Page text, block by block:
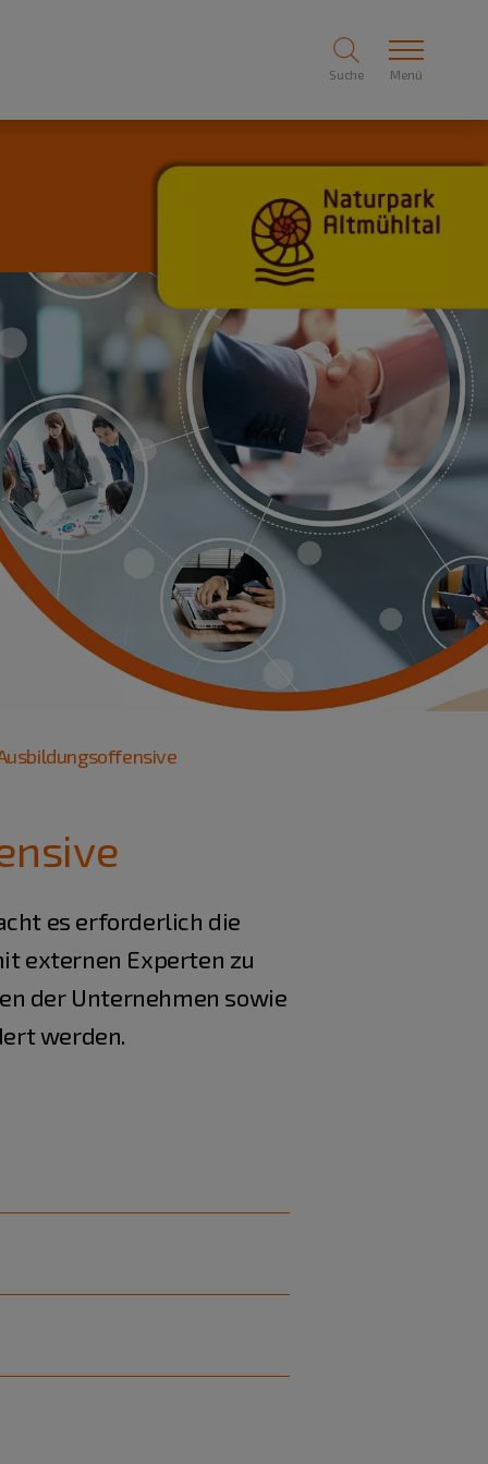
Suche Menü
es erforderlich die
externen Experten zu
der Unternehmen sowie
werden.